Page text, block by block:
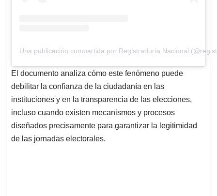
Una publicación compartida por Registraduría Nacional
El documento analiza cómo este fenómeno puede
debilitar la confianza de la ciudadanía en las
instituciones y en la transparencia de las elecciones,
incluso cuando existen mecanismos y procesos
diseñados precisamente para garantizar la legitimidad
de las jornadas electorales.